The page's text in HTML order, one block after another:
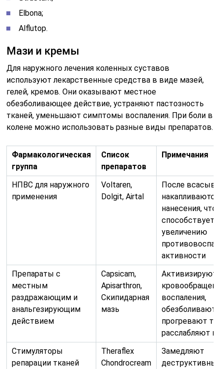
Elbona;
Alflutop.
Мази и кремы
Для наружного лечения коленных суставов
используют лекарственные средства в виде мазей,
гелей, кремов. Они оказывают местное
обезболивающее действие, устраняют пастозность
тканей, уменьшают симптомы воспаления. При боли в
колене можно использовать разные виды препаратов.
Фармакологическая
группа
Список
препаратов
Примечания
НПВС для наружного
применения
Voltaren,
Dolgit, Airtal
После
нанесения, что
способствует
увеличению
активности
Препараты с
местным
раздражающим и
анальгезирующим
действием
Capsicam,
Apisarthron,
Скипидарная
мазь
Активизируют
воспаления,
обезболивают,
прогревают
расслабляют
Стимуляторы
репарации тканей
Theraflex
Chondrocream
Замедляют